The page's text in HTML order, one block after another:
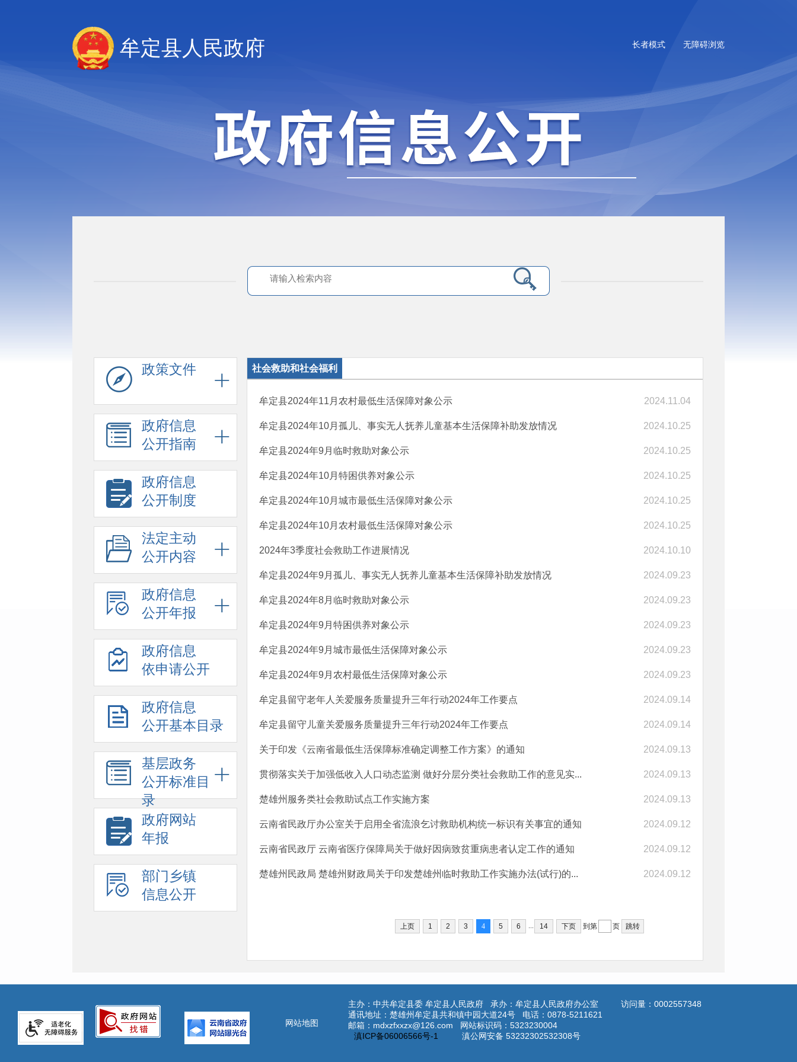
无障碍浏览
长者模式
牟定县人民政府
政策文件
政府信息
公开指南
政府信息
公开制度
法定主动
公开内容
政府信息
公开年报
政府信息
依申请公开
政府信息
公开基本目录
基层政务
公开标准目
录
政府网站
年报
部门乡镇
信息公开
社会救助和社会福利
牟定县2024年11月农村最低生活保障对象公示 2024.11.04
牟定县2024年10月孤儿、事实无人抚养儿童基本生活保障补助发放情况 2024.10.25
牟定县2024年9月临时救助对象公示 2024.10.25
牟定县2024年10月特困供养对象公示 2024.10.25
牟定县2024年10月城市最低生活保障对象公示 2024.10.25
牟定县2024年10月农村最低生活保障对象公示 2024.10.25
2024年3季度社会救助工作进展情况 2024.10.10
牟定县2024年9月孤儿、事实无人抚养儿童基本生活保障补助发放情况 2024.09.23
牟定县2024年8月临时救助对象公示 2024.09.23
牟定县2024年9月特困供养对象公示 2024.09.23
牟定县2024年9月城市最低生活保障对象公示 2024.09.23
牟定县2024年9月农村最低生活保障对象公示 2024.09.23
牟定县留守老年人关爱服务质量提升三年行动2024年工作要点 2024.09.14
牟定县留守儿童关爱服务质量提升三年行动2024年工作要点 2024.09.14
关于印发《云南省最低生活保障标准确定调整工作方案》的通知 2024.09.13
贯彻落实关于加强低收入人口动态监测 做好分层分类社会救助工作的意见实... 2024.09.13
楚雄州服务类社会救助试点工作实施方案 2024.09.13
云南省民政厅办公室关于启用全省流浪乞讨救助机构统一标识有关事宜的通知 2024.09.12
云南省民政厅 云南省医疗保障局关于做好因病致贫重病患者认定工作的通知 2024.09.12
楚雄州民政局 楚雄州财政局关于印发楚雄州临时救助工作实施办法(试行)的... 2024.09.12
上页 1 2 3 4 5 6 14 下页 到第 页 跳转
网站地图
主办：中共牟定县委 牟定县人民政府 承办：牟定县人民政府办公室
通讯地址：楚雄州牟定县共和镇中园大道24号 电话：0878-5211621
邮箱：mdxzfxxzx@126.com 网站标识码：5323230004
滇ICP备06006566号-1
滇公网安备 53232302532308号
访问量： 0002557348